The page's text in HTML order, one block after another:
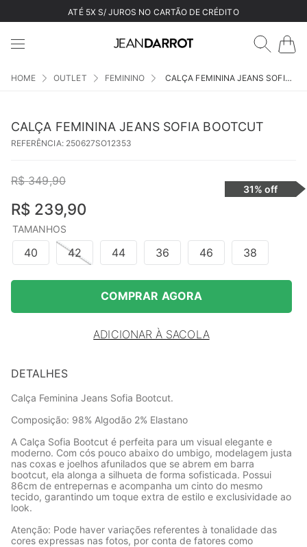
ATÉ 5X S/ JUROS NO CARTÃO DE CRÉDITO
OUTLET FEMININO CALÇA FEMININA JEANS SOFIA BOOTCUT
CALÇA FEMININA JEANS SOFIA BOOTCUT
REFERÊNCIA: 250627SO12353
R$ 349,90
R$ 239,90
31% off
TAMANHOS
40 42 44 36 46 38
COMPRAR AGORA
ADICIONAR À SACOLA
DETALHES
Calça Feminina Jeans Sofia Bootcut.
Composição: 98% Algodão 2% Elastano
A Calça Sofia Bootcut é perfeita para um visual elegante e
moderno. Com cós pouco abaixo do umbigo, modelagem justa
nas coxas e joelhos afunilados que se abrem em barra
bootcut, ela alonga a silhueta de forma sofisticada. Possui
86cm de entrepernas e acompanha um cinto do mesmo
tecido, garantindo um toque extra de estilo e exclusividade ao
look.
Atenção: Pode haver variações referentes à tonalidade das
cores expressas nas fotos, por conta de fatores como